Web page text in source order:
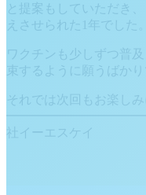
と提案もしていただき
えさせられた1年でした。
ワクチンも少しずつ普
束するように願うばかり
それでは次回もお楽しみ
社イーエスケイ